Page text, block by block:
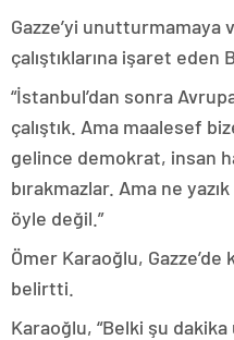
Gazze’yi
çalıştıklarına işaret eden
“İstanbul’dan sonra
çalıştık. Ama maalesef
gelince demokrat, insan
bırakmazlar. Ama ne
öyle değil.”
Ömer Karaoğlu, Gazze’de
belirtti.
Karaoğlu, “Belki şu